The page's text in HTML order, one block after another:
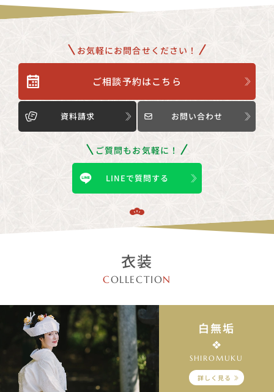
お気軽にお問合せください！
ご相談予約はこちら
資料請求 お問い合わせ
ご質問もお気軽に！
LINEで質問する
衣装
COLLECTION
白無垢
SHIROMUKU
詳しく見る